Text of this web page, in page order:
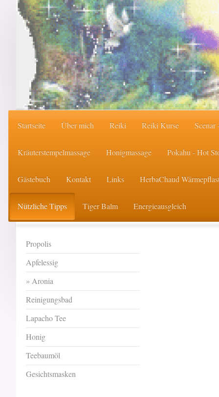
Startseite Über mich Reiki Reiki Kurse Scenar
Kräuterstempelmassage Honigmassage Pokahu - Hot
Gästebuch Kontakt Links HerbaChaud
Nützliche Tipps Tiger Balm Energieausgleich
Propolis
Apfelessig
Aronia
Reinigungsbad
Lapacho Tee
Honig
Teebaumöl
Gesichtsmasken